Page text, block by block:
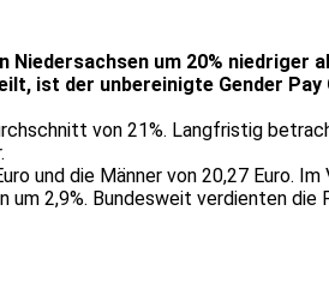
um 20% niedriger
ist der unbereinigte Gender
von 21%. Langfristig
und die Männer von 20,27 Euro.
2,9%. Bundesweit verdienten die